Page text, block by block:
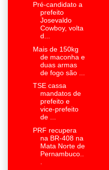
Pré-candidato a
prefeito
Josevaldo
Cowboy, volta
d...
Mais de 150kg
de maconha e
duas armas
de fogo são ...
TSE cassa
mandatos de
prefeito e
vice-prefeito
de ...
PRF recupera
na BR-408 na
Mata Norte de
Pernambuco..